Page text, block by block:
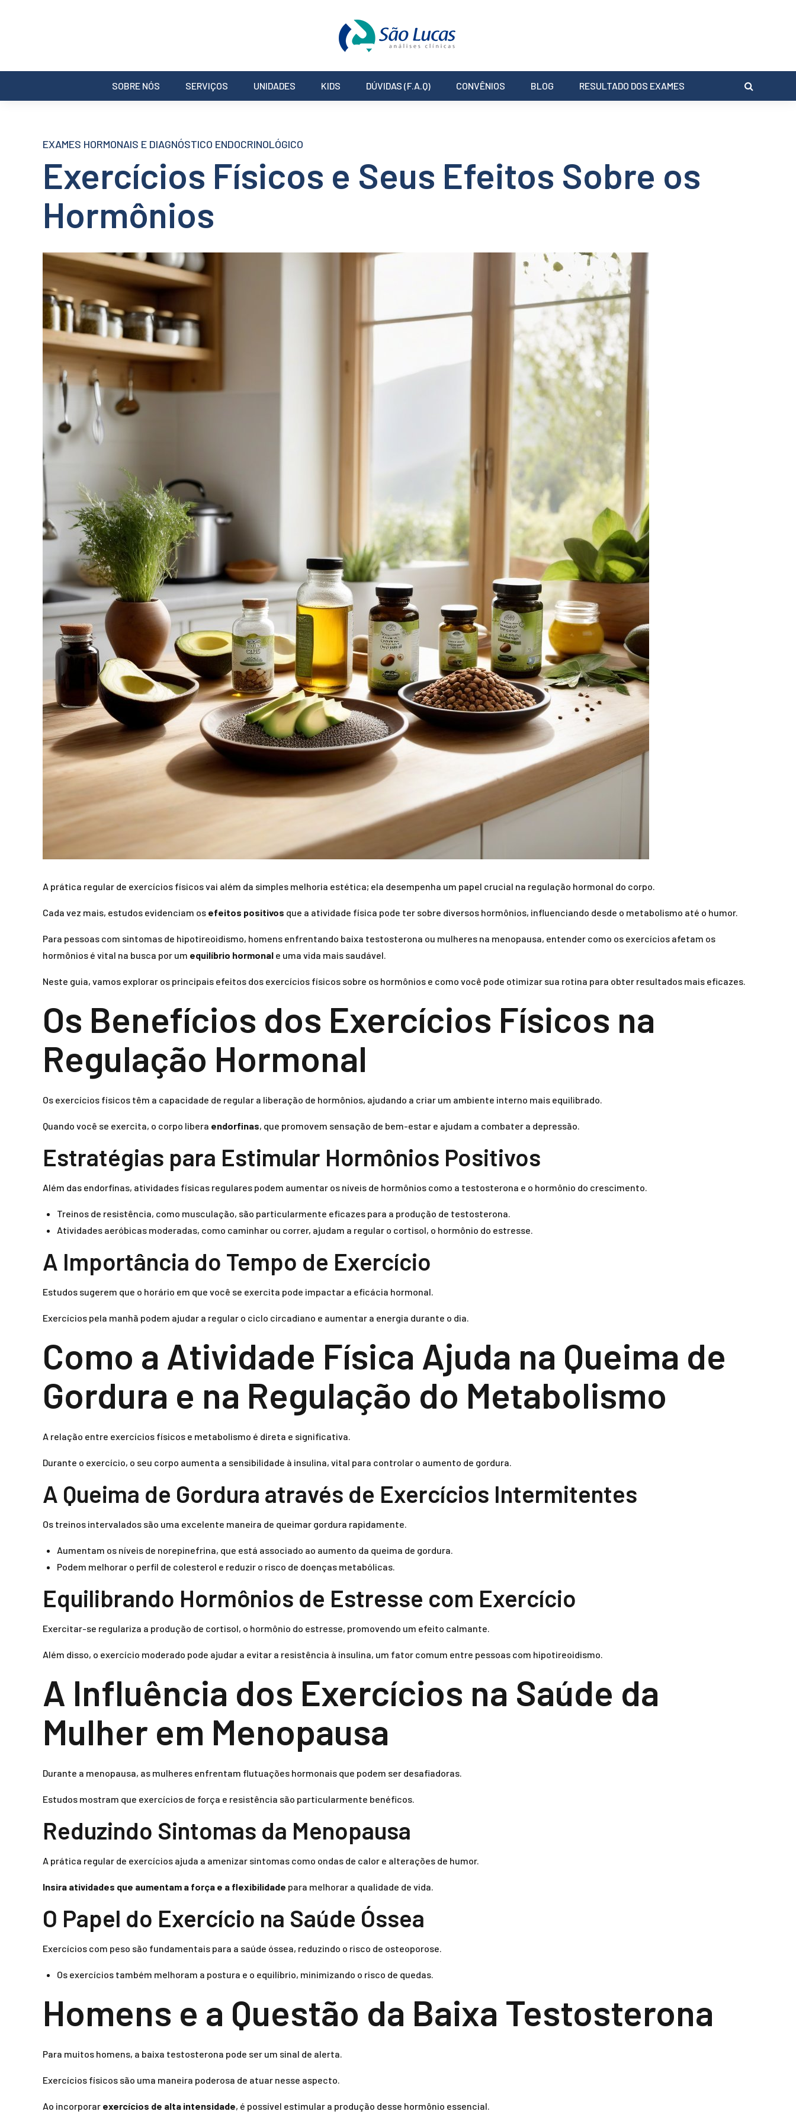
SOBRE NÓS SERVIÇOS UNIDADES KIDS DÚVIDAS (F.A.Q) CONVÊNIOS BLOG RESULTADO DOS EXAMES
EXAMES HORMONAIS E DIAGNÓSTICO ENDOCRINOLÓGICO
Exercícios Físicos e Seus Efeitos Sobre os
Hormônios
A prática regular de exercícios físicos vai além da simples melhoria estética; ela desempenha um papel crucial na regulação hormonal do corpo.
Cada vez mais, estudos evidenciam os efeitos positivos que a atividade física pode ter sobre diversos hormônios, influenciando desde o metabolismo até o humor.
Para pessoas com sintomas de hipotireoidismo, homens enfrentando baixa testosterona ou mulheres na menopausa, entender como os exercícios afetam os
hormônios é vital na busca por um equilíbrio hormonal e uma vida mais saudável.
Neste guia, vamos explorar os principais efeitos dos exercícios físicos sobre os hormônios e como você pode otimizar sua rotina para obter resultados mais eficazes.
Os Benefícios dos Exercícios Físicos na
Regulação Hormonal
Os exercícios físicos têm a capacidade de regular a liberação de hormônios, ajudando a criar um ambiente interno mais equilibrado.
Quando você se exercita, o corpo libera endorfinas, que promovem sensação de bem-estar e ajudam a combater a depressão.
Estratégias para Estimular Hormônios Positivos
Além das endorfinas, atividades físicas regulares podem aumentar os níveis de hormônios como a testosterona e o hormônio do crescimento.
Treinos de resistência, como musculação, são particularmente eficazes para a produção de testosterona.
Atividades aeróbicas moderadas, como caminhar ou correr, ajudam a regular o cortisol, o hormônio do estresse.
A Importância do Tempo de Exercício
Estudos sugerem que o horário em que você se exercita pode impactar a eficácia hormonal.
Exercícios pela manhã podem ajudar a regular o ciclo circadiano e aumentar a energia durante o dia.
Como a Atividade Física Ajuda na Queima de
Gordura e na Regulação do Metabolismo
A relação entre exercícios físicos e metabolismo é direta e significativa.
Durante o exercício, o seu corpo aumenta a sensibilidade à insulina, vital para controlar o aumento de gordura.
A Queima de Gordura através de Exercícios Intermitentes
Os treinos intervalados são uma excelente maneira de queimar gordura rapidamente.
Aumentam os níveis de norepinefrina, que está associado ao aumento da queima de gordura.
Podem melhorar o perfil de colesterol e reduzir o risco de doenças metabólicas.
Equilibrando Hormônios de Estresse com Exercício
Exercitar-se regulariza a produção de cortisol, o hormônio do estresse, promovendo um efeito calmante.
Além disso, o exercício moderado pode ajudar a evitar a resistência à insulina, um fator comum entre pessoas com hipotireoidismo.
A Influência dos Exercícios na Saúde da
Mulher em Menopausa
Durante a menopausa, as mulheres enfrentam flutuações hormonais que podem ser desafiadoras.
Estudos mostram que exercícios de força e resistência são particularmente benéficos.
Reduzindo Sintomas da Menopausa
A prática regular de exercícios ajuda a amenizar sintomas como ondas de calor e alterações de humor.
Insira atividades que aumentam a força e a flexibilidade para melhorar a qualidade de vida.
O Papel do Exercício na Saúde Óssea
Exercícios com peso são fundamentais para a saúde óssea, reduzindo o risco de osteoporose.
Os exercícios também melhoram a postura e o equilíbrio, minimizando o risco de quedas.
Homens e a Questão da Baixa Testosterona
Para muitos homens, a baixa testosterona pode ser um sinal de alerta.
Exercícios físicos são uma maneira poderosa de atuar nesse aspecto.
Ao incorporar exercícios de alta intensidade, é possível estimular a produção desse hormônio essencial.